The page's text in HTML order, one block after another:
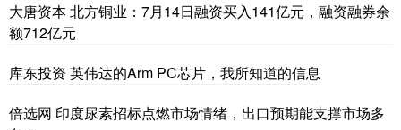
大唐资本 北方铜业：7月14日融资买入141亿元，融资融券余
额712亿元
库东投资 英伟达的Arm PC芯片，我所知道的信息
倍选网 印度尿素招标点燃市场情绪，出口预期能支撑市场多